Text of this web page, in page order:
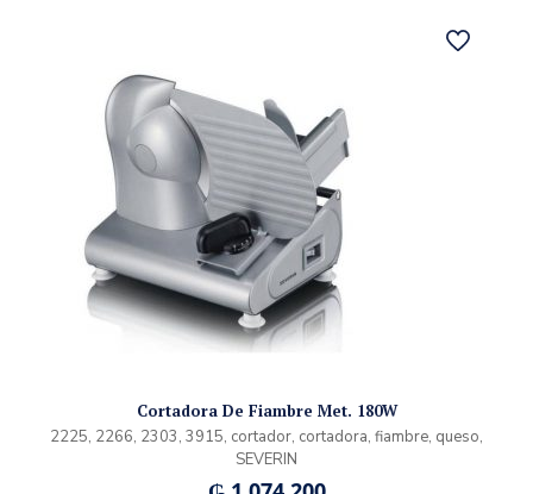
Cortadora De Fiambre Met. 180W
2225, 2266, 2303, 3915, cortador, cortadora, fiambre, queso,
SEVERIN